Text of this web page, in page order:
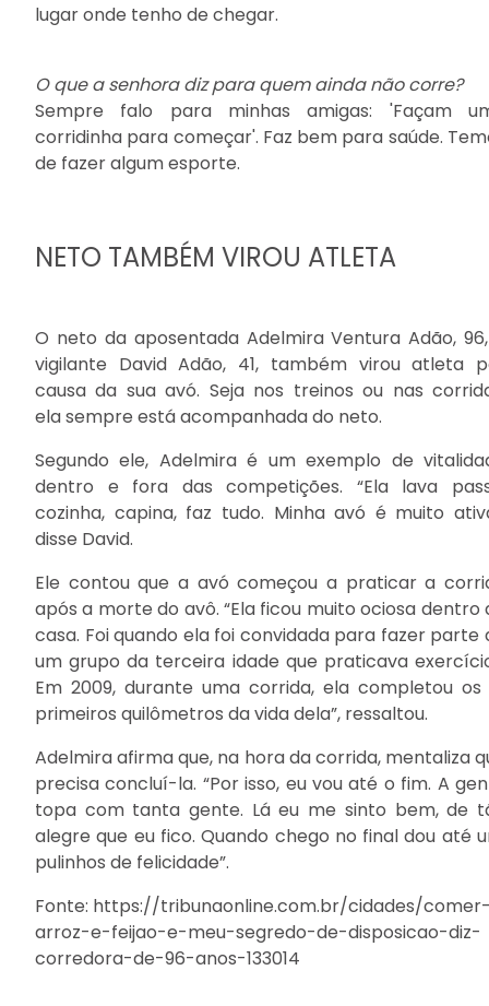
lugar onde tenho de chegar.
O que a senhora diz para quem ainda não corre?
Sempre falo para minhas amigas: 'Façam
corridinha para começar'. Faz bem para saúde.
de fazer algum esporte.
NETO TAMBÉM VIROU ATLETA
O neto da aposentada Adelmira Ventura Adão,
vigilante David Adão, 41, também virou atleta
causa da sua avó. Seja nos treinos ou nas
ela sempre está acompanhada do neto.
Segundo ele, Adelmira é um exemplo de
dentro e fora das competições. “Ela lava
cozinha, capina, faz tudo. Minha avó é muito
disse David.
Ele contou que a avó começou a praticar a
após a morte do avô. “Ela ficou muito ociosa dentro
casa. Foi quando ela foi convidada para fazer parte
um grupo da terceira idade que praticava
Em 2009, durante uma corrida, ela completou os
primeiros quilômetros da vida dela”, ressaltou.
Adelmira afirma que, na hora da corrida, mentaliza
precisa concluí-la. “Por isso, eu vou até o fim. A
topa com tanta gente. Lá eu me sinto bem, de
alegre que eu fico. Quando chego no final dou até
pulinhos de felicidade”.
Fonte: https://tribunaonline.com.br/cidades/
arroz-e-feijao-e-meu-segredo-de-disposicao-diz-
corredora-de-96-anos-133014